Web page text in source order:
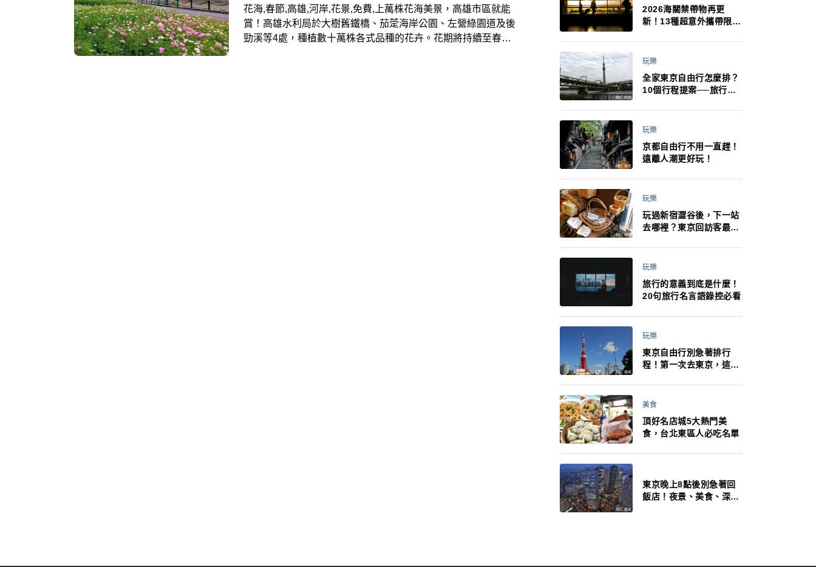
花海,春節,高雄,河岸,花景,免費,上萬株花海美景，高雄市區就能
賞！高雄水利局於大樹舊鐵橋、茄萣海岸公園、左營綠園道及後
勁溪等4處，種植數十萬株各式品種的花卉。花期將持續至春節
2026海關禁帶物再更
新！13種超意外攜帶限
最高還罰百萬！注意事項
玩樂
全家東京自由行怎麼排？
10個行程提案──旅行不
法！
玩樂
京都自由行不用一直趕！
遠離人潮更好玩！
玩樂
玩過新宿澀谷後，下一站
去哪裡？東京回訪客最推
玩樂
旅行的意義到底是什麼！
20句旅行名言語錄控必看
玩樂
東京自由行別急著排行
程！第一次去東京，這10
美食
頂好名店城5大熱門美
食，台北東區人必吃名單
東京晚上8點後別急著回
飯店！夜景、美食、深夜